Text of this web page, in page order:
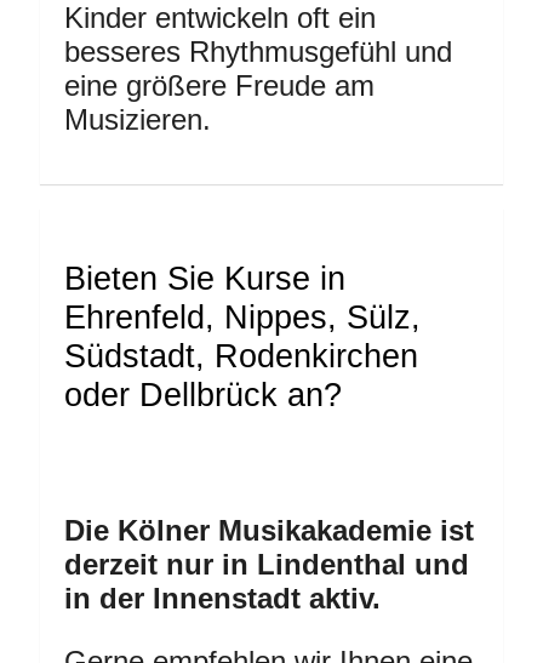
Kinder entwickeln oft ein
besseres Rhythmusgefühl und
eine größere Freude am
Musizieren.
Bieten Sie Kurse in
Ehrenfeld, Nippes, Sülz,
Südstadt, Rodenkirchen
oder Dellbrück an?
Die Kölner Musikakademie ist
derzeit nur in Lindenthal und
in der Innenstadt aktiv.